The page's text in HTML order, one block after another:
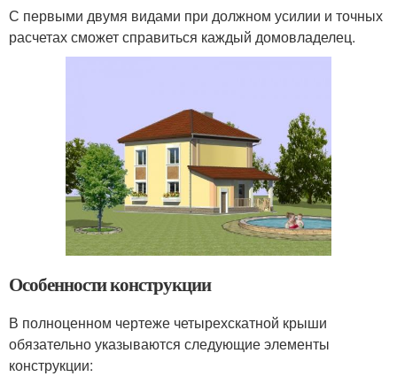
С первыми двумя видами при должном усилии и точных
расчетах сможет справиться каждый домовладелец.
Особенности конструкции
В полноценном чертеже четырехскатной крыши
обязательно указываются следующие элементы
конструкции: